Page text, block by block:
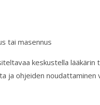
tai masennus
keskustella
ja ohjeiden noudattaminen